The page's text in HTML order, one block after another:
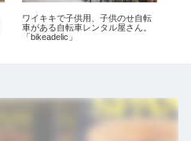
ワイキキで子供用、子供のせ自転
車がある自転車レンタル屋さん。
「bikeadelic」